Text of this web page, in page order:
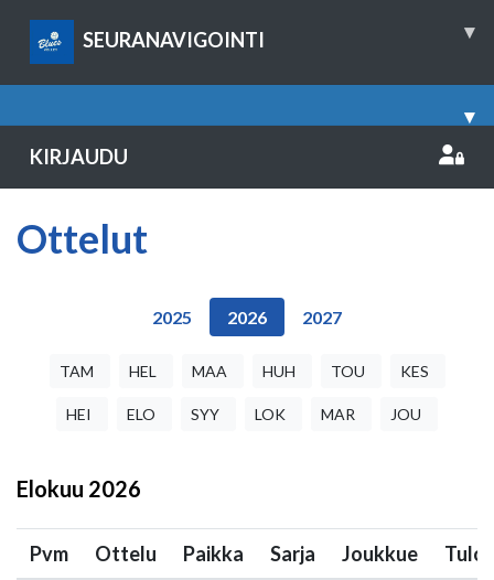
SEURANAVIGOINTI ▾
▾
KIRJAUDU
Ottelut
2025 2026 2027
TAM HEL MAA HUH TOU KES
HEI ELO SYY LOK MAR JOU
Elokuu 2026
Pvm Ottelu Paikka Sarja Joukkue Tulos